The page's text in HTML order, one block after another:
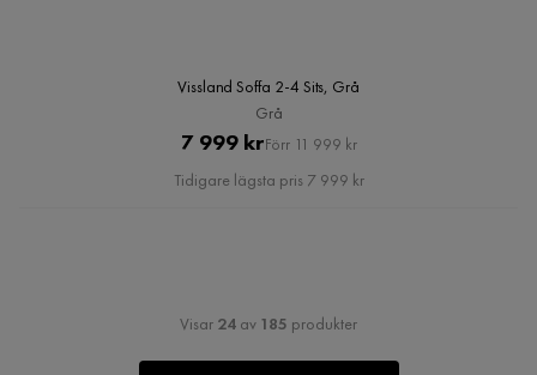
Vissland Soffa 2-4 Sits, Grå
Grå
Pris
7 999 krOriginal
Pris
Förr 11 999 kr
Tidigare lägsta pris 7 999 kr
Visar 24 av 185 produkter